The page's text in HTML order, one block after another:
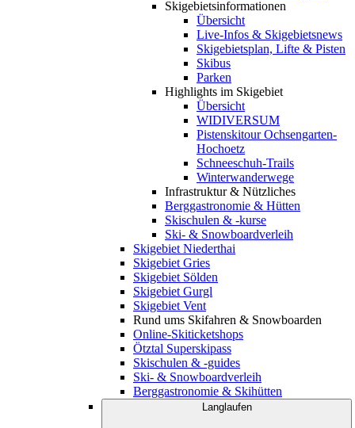
Skigebietsinformationen
Übersicht
Live-Infos & Skigebietsnews
Skigebietsplan, Lifte & Pisten
Skibus
Parken
Highlights im Skigebiet
Übersicht
WIDIVERSUM
Pistenskitour Ochsengarten-
Hochoetz
Schneeschuh-Trails
Winterwanderwege
Infrastruktur & Nützliches
Berggastronomie & Hütten
Skischulen & -kurse
Ski- & Snowboardverleih
Skigebiet Niederthai
Skigebiet Gries
Skigebiet Sölden
Skigebiet Gurgl
Skigebiet Vent
Rund ums Skifahren & Snowboarden
Online-Skiticketshops
Ötztal Superskipass
Skischulen & -guides
Ski- & Snowboardverleih
Berggastronomie & Skihütten
Langlaufen